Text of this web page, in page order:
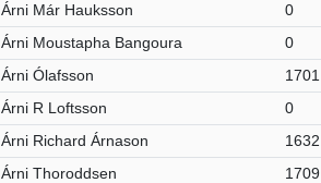
Árni Már Hauksson 0
Árni Moustapha Bangoura 0
Árni Ólafsson 1701
Árni R Loftsson 0
Árni Richard Árnason 1632
Árni Thoroddsen 1709